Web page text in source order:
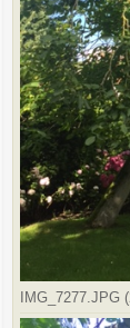
IMG_7277.JPG